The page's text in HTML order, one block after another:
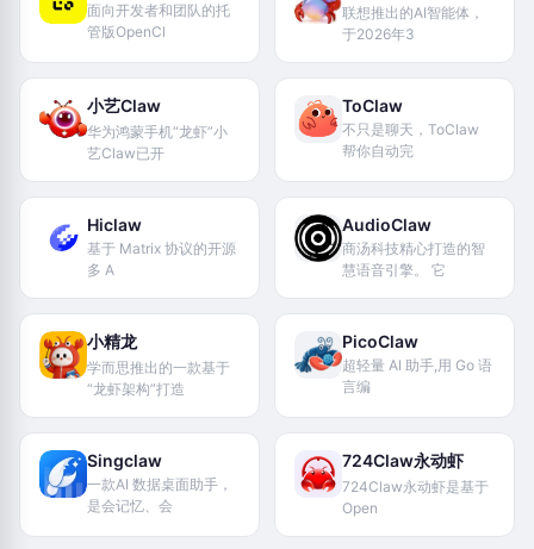
面向开发者和团队的托
管版OpenCl
联想推出的AI智能体，
于2026年3
小艺Claw
华为鸿蒙手机“龙虾”小
艺Claw已开
ToClaw
不只是聊天，ToClaw
帮你自动完
Hiclaw
基于 Matrix 协议的开源
多 A
AudioClaw
商汤科技精心打造的智
慧语音引擎。 它
小精龙
学而思推出的一款基于
“龙虾架构”打造
PicoClaw
超轻量 AI 助手,用 Go 语
言编
Singclaw
一款AI 数据桌面助手，
是会记忆、会
724Claw永动虾
724Claw永动虾是基于
Open